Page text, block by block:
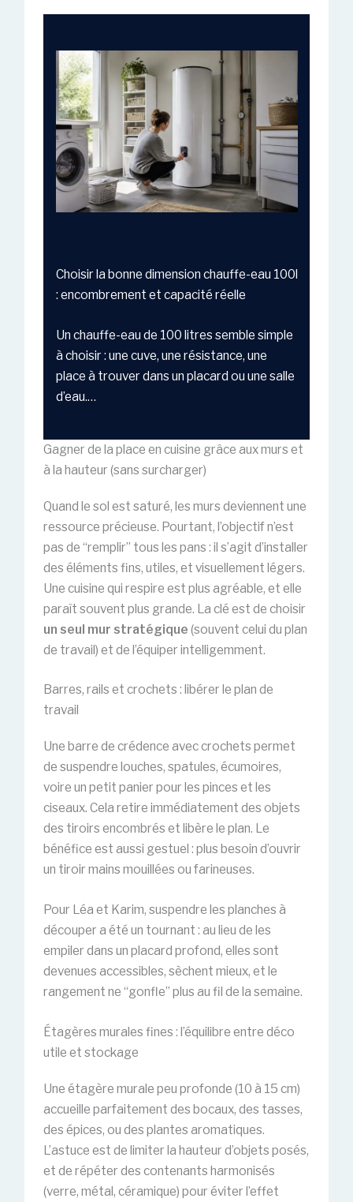
Choisir la bonne dimension chauffe-eau 100l
: encombrement et capacité réelle
Un chauffe-eau de 100 litres semble simple
à choisir : une cuve, une résistance, une
place à trouver dans un placard ou une salle
d’eau.…
Gagner de la place en cuisine grâce aux murs et
à la hauteur (sans surcharger)
Quand le sol est saturé, les murs deviennent une
ressource précieuse. Pourtant, l’objectif n’est
pas de “remplir” tous les pans : il s’agit d’installer
des éléments fins, utiles, et visuellement légers.
Une cuisine qui respire est plus agréable, et elle
paraît souvent plus grande. La clé est de choisir
un seul mur stratégique (souvent celui du plan
de travail) et de l’équiper intelligemment.
Barres, rails et crochets : libérer le plan de
travail
Une barre de crédence avec crochets permet
de suspendre louches, spatules, écumoires,
voire un petit panier pour les pinces et les
ciseaux. Cela retire immédiatement des objets
des tiroirs encombrés et libère le plan. Le
bénéfice est aussi gestuel : plus besoin d’ouvrir
un tiroir mains mouillées ou farineuses.
Pour Léa et Karim, suspendre les planches à
découper a été un tournant : au lieu de les
empiler dans un placard profond, elles sont
devenues accessibles, sèchent mieux, et le
rangement ne “gonfle” plus au fil de la semaine.
Étagères murales fines : l’équilibre entre déco
utile et stockage
Une étagère murale peu profonde (10 à 15 cm)
accueille parfaitement des bocaux, des tasses,
des épices, ou des plantes aromatiques.
L’astuce est de limiter la hauteur d’objets posés,
et de répéter des contenants harmonisés
(verre, métal, céramique) pour éviter l’effet